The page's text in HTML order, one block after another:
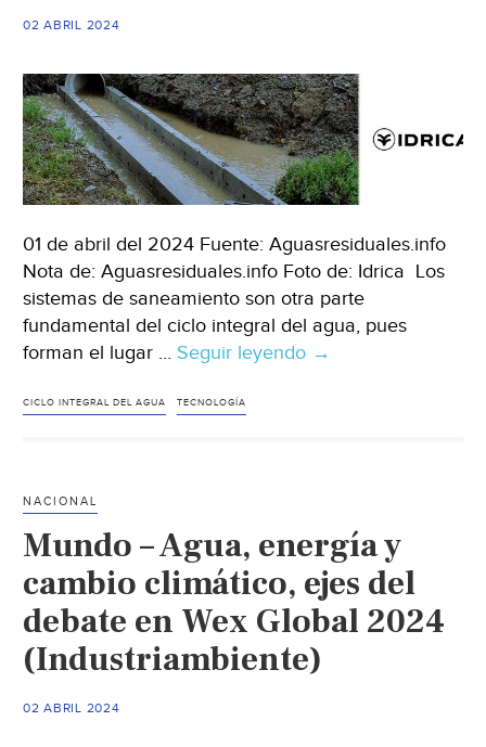
CFE
02 ABRIL 2024
01 de abril del 2024 Fuente: Aguasresiduales.info
Nota de: Aguasresiduales.info Foto de: Idrica Los
sistemas de saneamiento son otra parte
fundamental del ciclo integral del agua, pues
forman el lugar … Seguir leyendo Mundo
de
saneamiento
2024:
Tecnología
para
proteger
→
CICLO INTEGRAL DEL AGUA TECNOLOGÍA
NACIONAL
Mundo – Agua, energía y
cambio climático, ejes del
debate en Wex Global 2024
(Industriambiente)
02 ABRIL 2024